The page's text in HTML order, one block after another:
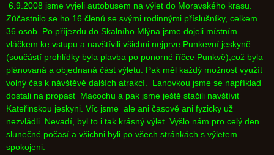
6.9.2008 jsme vyjeli autobusem na výlet do Moravského krasu.
Zůčastnilo se ho 16 členů se svými rodinnými příslušníky, celkem
36 osob. Po příjezdu do Skalního Mlýna jsme dojeli místním
vláčkem ke vstupu a navštívili všichni nejprve Punkevní jeskyně
(součástí prohlídky byla plavba po ponorné říčce Punkvě),což byla
plánovaná a objednaná část výletu. Pak měl každý možnost využít
volný čas k návštěvě dalších atrakcí. Lanovkou jsme se například
dostali na propast Macochu a pak jsme ještě stačili navštívit
Kateřinskou jeskyni. Víc jsme ale ani časově ani fyzicky už
nezvládli. Nevadí, byl to i tak krásný výlet. Vyšlo nám pro celý den
slunečné počasí a všichni byli po všech stránkách s výletem
spokojeni.